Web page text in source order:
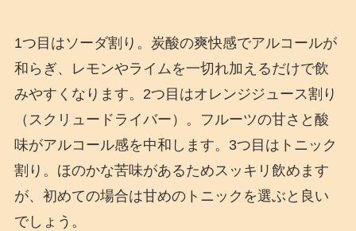
1つ目はソーダ割り。炭酸の爽快感でアルコールが
和らぎ、レモンやライムを一切れ加えるだけで飲
みやすくなります。2つ目はオレンジジュース割り
（スクリュードライバー）。フルーツの甘さと酸
味がアルコール感を中和します。3つ目はトニック
割り。ほのかな苦味があるためスッキリ飲めます
が、初めての場合は甘めのトニックを選ぶと良い
でしょう。